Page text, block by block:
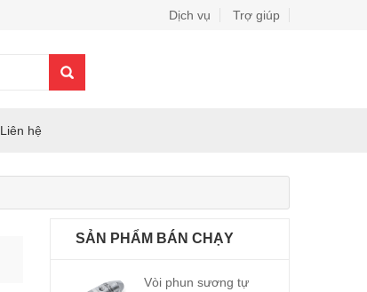
Dịch vụ Trợ giúp
Liên hệ
SẢN PHẨM BÁN CHẠY
Vòi phun sương tự